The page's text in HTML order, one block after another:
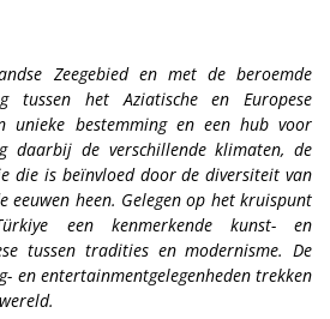
Zeegebied en met de beroemde
tussen het Aziatische en Europese
unieke bestemming en een hub voor
daarbij de verschillende klimaten, de
die is beïnvloed door de diversiteit van
eeuwen heen. Gelegen op het kruispunt
een kenmerkende kunst- en
tussen tradities en modernisme. De
en entertainmentgelegenheden trekken